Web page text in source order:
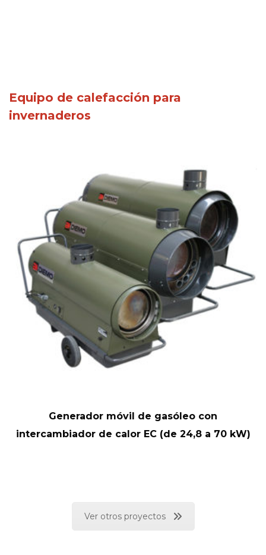
Equipo de calefacción para
invernaderos
Generador móvil de gasóleo con
intercambiador de calor EC (de 24,8 a 70 kW)
Ver otros proyectos